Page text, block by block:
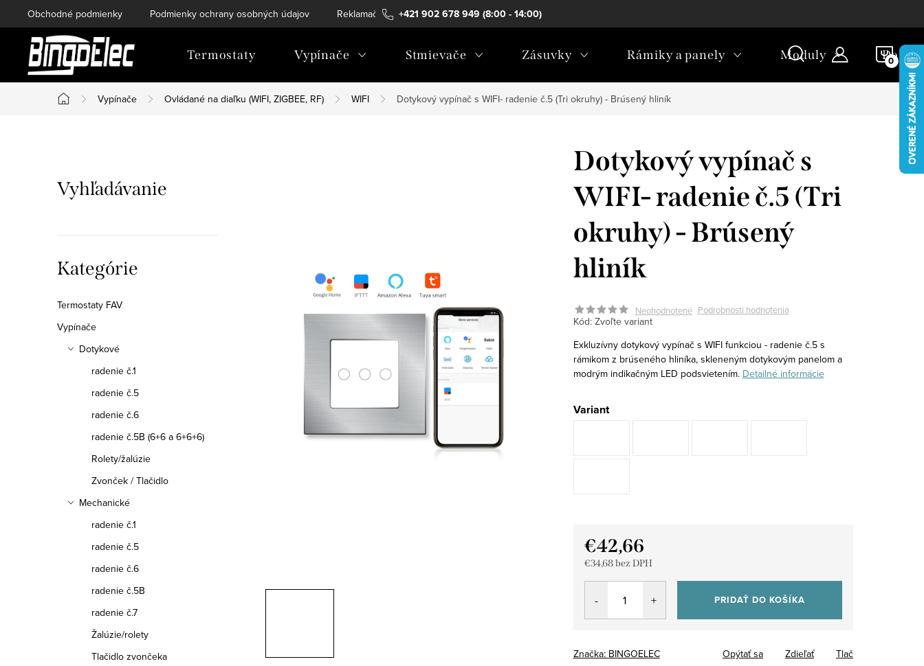
na
+421 902 678 949 (8:00 - 14:00)
Obchodné podmienky Podmienky ochrany osobných údajov Reklamačný poriadok Alternatívne riešenie sporov
Termostaty Vypínače Stmievače Zásuvky Rámiky a panely Moduly
Domov
Vypínače Ovládané na diaľku (WIFI, ZIGBEE, RF) WIFI Dotykový vypínač s WIFI- radenie č.5 (Tri okruhy) - Brúsený hliník
o
ý
a
n
Vyhľadávanie
Preskočiť
kategórie
Kategórie
Termostaty FAV
Vypínače
Dotykové
radenie č.1
radenie č.5
radenie č.6
radenie č.5B (6+6 a 6+6+6)
Rolety/žalúzie
Zvonček / Tlačidlo
Mechanické
radenie č.1
radenie č.5
radenie č.6
radenie č.5B
radenie č.7
Žalúzie/rolety
Tlačidlo zvončeka
Dotykový vypínač s
WIFI- radenie č.5 (Tri
okruhy) - Brúsený
hliník
Neohodnotené Podrobnosti hodnotenia
Kód: Zvoľte variant
Exkluzívny dotykový vypínač s WIFI funkciou - radenie č.5 s
rámikom z brúseného hliníka, skleneným dotykovým panelom a
modrým indikačným LED podsvietením. Detailné informácie
Variant
€42,66
€34,68 bez DPH
Jednotková
PRIDAŤ DO KOŠÍKA
Značka: BINGOELEC Tlač
Opýtať sa Zdieľať